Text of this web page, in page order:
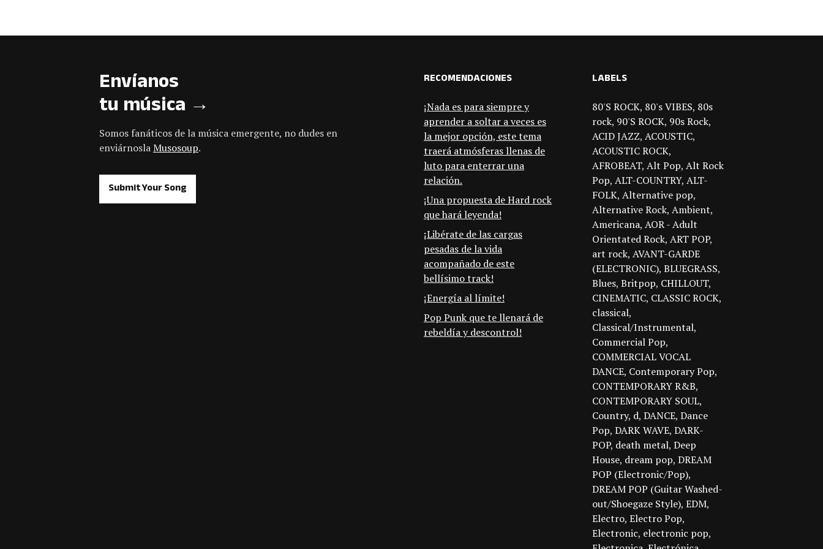
Envíanos
tu música →
Somos fanáticos de la música emergente, no dudes en
enviárnoslaMusosoup.
Submit Your Song
RECOMENDACIONES
¡Nada es para siempre y
aprender a soltar a veces es
la mejor opción, este tema
traerá atmósferas llenas de
luto para enterrar una
relación.
¡Una propuesta de Hard rock
que hará leyenda!
¡Libérate de las cargas
pesadas de la vida
acompañado de este
bellísimo track!
¡Energía al límite!
Pop Punk que te llenará de
rebeldía y descontrol!
LABELS
80'S ROCK 80's VIBES 80s
rock 90'S ROCK 90s Rock
ACID JAZZ ACOUSTIC
ACOUSTIC ROCK
AFROBEAT Alt Pop Alt Rock
Pop ALT-COUNTRY ALT-
FOLK Alternative pop
Alternative Rock Ambient
Americana AOR - Adult
Orientated Rock ART POP
art rock AVANT-GARDE
(ELECTRONIC) BLUEGRASS
Blues Britpop CHILLOUT
CINEMATIC CLASSIC ROCK
classical
Classical/Instrumental
Commercial Pop
COMMERCIAL VOCAL
DANCE Contemporary Pop
CONTEMPORARY R&B
CONTEMPORARY SOUL
Country d DANCE Dance
Pop DARK WAVE DARK-
POP death metal Deep
House dream pop DREAM
POP (Electronic/Pop)
DREAM POP (Guitar Washed-
out/Shoegaze Style) EDM
Electro Electro Pop
Electronic electronic pop